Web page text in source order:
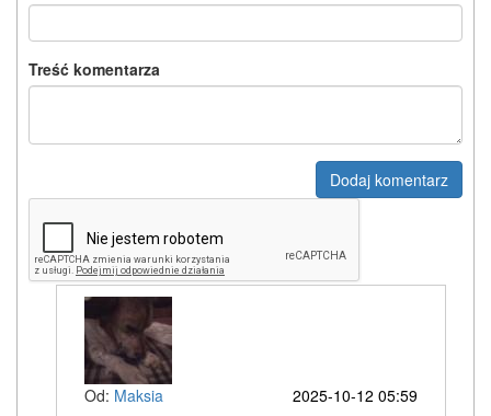
Treść komentarza
Dodaj komentarz
Od: Maksia
2025-10-12 05:59